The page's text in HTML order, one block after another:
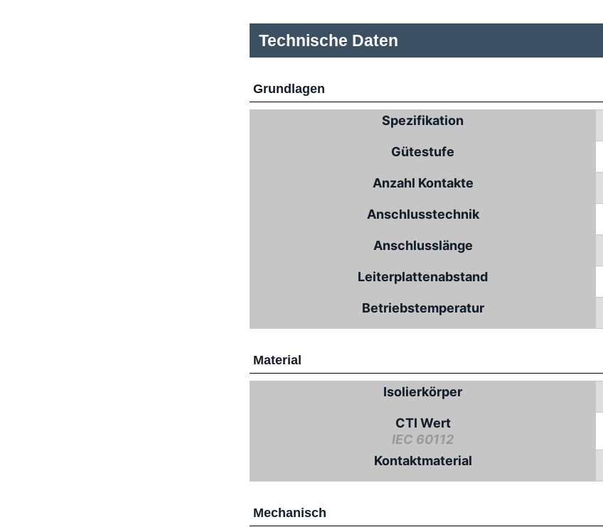
Technische Daten
Grundlagen
Spezifikation
Gütestufe
Anzahl Kontakte
Anschlusstechnik
Anschlusslänge
Leiterplattenabstand
Betriebstemperatur
Material
Isolierkörper
CTI Wert
IEC 60112
Kontaktmaterial
Mechanisch